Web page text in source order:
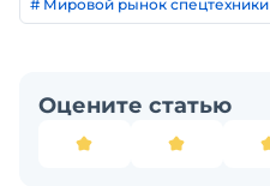
# Мировой рынок спецтехники
Оцените статью